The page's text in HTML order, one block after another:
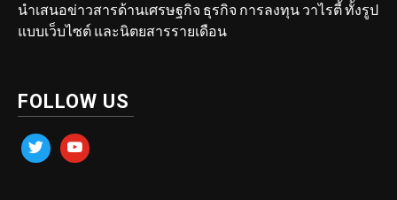
นำเสนอข่าวสารด้านเศรษฐกิจ ธุรกิจ การลงทุน วาไรตี้ ทั้งรูป
แบบเว็บไซต์ และนิตยสารรายเดือน
FOLLOW US
twitter youtube